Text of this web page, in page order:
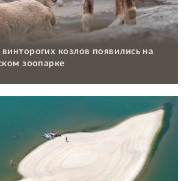
козлов появились на
зоопарке